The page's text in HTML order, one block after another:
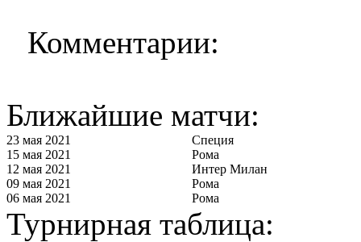
Комментарии:
Ближайшие матчи:
23 мая 2021
Специя
15 мая 2021
Рома
12 мая 2021
Интер Милан
09 мая 2021
Рома
06 мая 2021
Рома
Турнирная таблица: